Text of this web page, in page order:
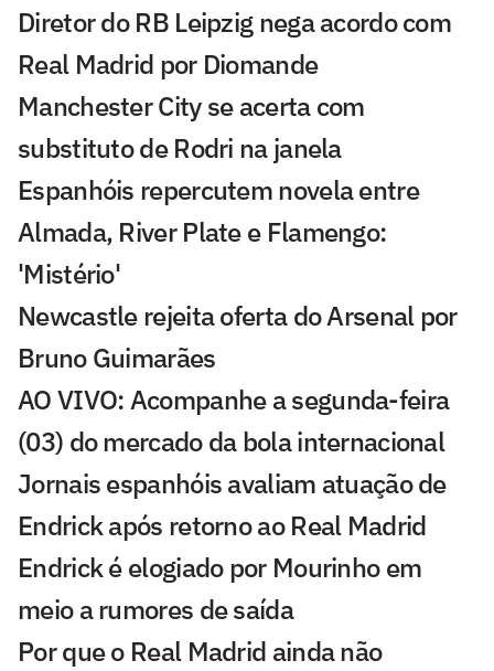
Diretor do RB Leipzig nega acordo com
Real Madrid por Diomande
Manchester City se acerta com
substituto de Rodri na janela
Espanhóis repercutem novela entre
Almada, River Plate e Flamengo:
'Mistério'
Newcastle rejeita oferta do Arsenal por
Bruno Guimarães
AO VIVO: Acompanhe a segunda-feira
(03) do mercado da bola internacional
Jornais espanhóis avaliam atuação de
Endrick após retorno ao Real Madrid
Endrick é elogiado por Mourinho em
meio a rumores de saída
Por que o Real Madrid ainda não